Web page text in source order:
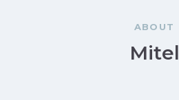
ABOUT
Mitel